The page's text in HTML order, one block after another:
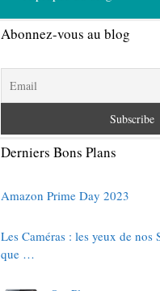
Abonnez-vous au blog
Derniers Bons Plans
Amazon Prime Day 2023
Les Caméras : les yeux de nos
que …